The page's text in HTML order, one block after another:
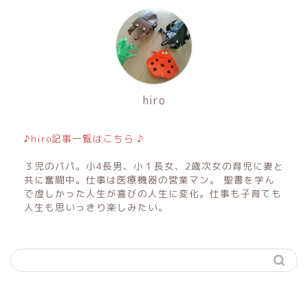
hiro
♪hiro記事一覧はこちら ♪
３児のパパ。小4長男、小１長女、2歳次女の育児に妻と
共に奮闘中。仕事は医療機器の営業マン。 聖書を学ん
で虚しかった人生が喜びの人生に変化。仕事も子育ても
人生も思いっきり楽しみたい。